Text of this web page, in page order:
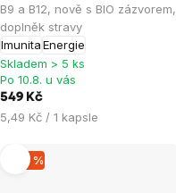
B9 a B12, nově s BIO zázvorem,
doplněk stravy
ImunitaEnergie
4,8
z
5
hvězdiček.
Skladem > 5 ks
Po 10.8. u vás
549 Kč
Měrná
5,49 Kč / 1 kapsle
–40 %